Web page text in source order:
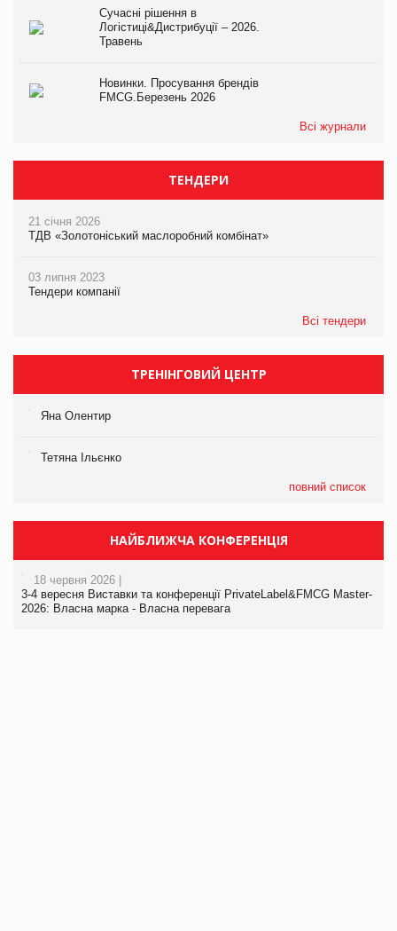
Сучасні рішення в
Логістиці&Дистрибуції – 2026.
Травень
Новинки. Просування брендів
FMCG.Березень 2026
Всі журнали
ТЕНДЕРИ
21 січня 2026
ТДВ «Золотоніський маслоробний комбінат»
03 липня 2023
Тендери компанії
Всі тендери
ТРЕНІНГОВИЙ ЦЕНТР
Яна Олентир
Тетяна Ільєнко
повний список
НАЙБЛИЖЧА КОНФЕРЕНЦІЯ
18 червня 2026 |
3-4 вересня Виставки та конференції PrivateLabel&FMCG Master-
2026: Власна марка - Власна перевага